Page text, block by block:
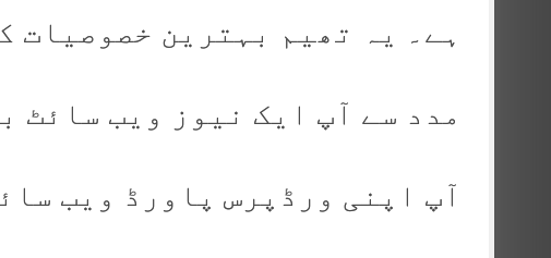
ہے۔ یہ تھیم بہترین خصوصیات
مدد سے آپ ایک نیوز ویب سائٹ
آپ اپنی ورڈپرس پاورڈ ویب